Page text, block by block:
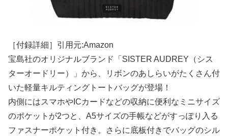
［付録詳細］引用元:Amazon
宝島社のオリジナルブランド「SISTER AUDREY（シス
ターオードリー）」から、リボンのあしらいがたくさん付
いた軽量キルティングトートバッグが登場！
内側にはスマホやICカードなどの収納に便利なミニサイズ
のポケットが2つと、A5サイズの手帳などがすっぽり入る
ファスナーポケット付き。さらに底板付きでバッグのシル